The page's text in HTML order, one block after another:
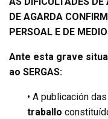
DE AGARDA
PERSOAL E DE
Ante esta grave
ao SERGAS:
• A publicación das
traballo